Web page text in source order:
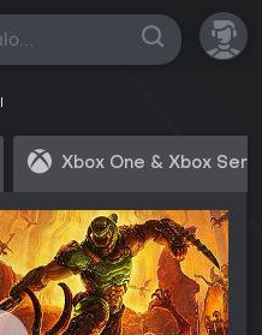
Xbox One & Xbox